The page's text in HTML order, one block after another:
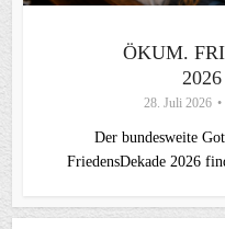
ÖKUM.
28. Juli 2026
Der bundesweite
FriedensDekade 2026